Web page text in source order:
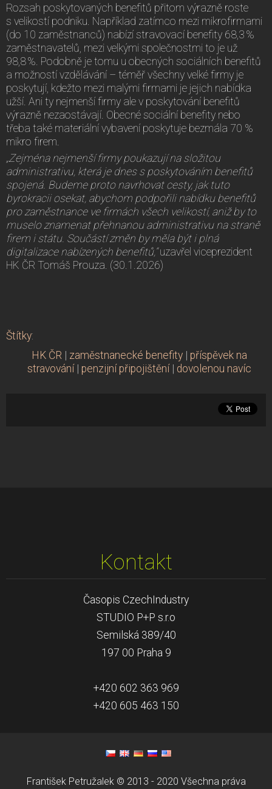
Rozsah poskytovaných benefitů přitom výrazně roste
s velikostí podniku. Například zatímco mezi mikrofirmami
(do 10 zaměstnanců) nabízí stravovací benefity 68,3 %
zaměstnavatelů, mezi velkými společnostmi to je už
98,8 %. Podobně je tomu u obecných sociálních benefitů
a možností vzdělávání – téměř všechny velké firmy je
poskytují, kdežto mezi malými firmami je jejich nabídka
užší. Ani ty nejmenší firmy ale v poskytování benefitů
výrazně nezaostávají. Obecné sociální benefity nebo
třeba také materiální vybavení poskytuje bezmála 70 %
mikro firem.
„Zejména nejmenší firmy poukazují na složitou
administrativu, která je dnes s poskytováním benefitů
spojená. Budeme proto navrhovat cesty, jak tuto
byrokracii osekat, abychom podpořili nabídku benefitů
pro zaměstnance ve firmách všech velikostí, aniž by to
muselo znamenat přehnanou administrativu na straně
firem i státu. Součástí změn by měla být i plná
digitalizace nabízených benefitů,“uzavřel viceprezident
HK ČR Tomáš Prouza. (30.1.2026)
Štítky:
HK ČR | zaměstnanecké benefity | příspěvek na
stravování | penzijní připojištění | dovolenou navíc
Kontakt
Časopis CzechIndustry
STUDIO P+P s.r.o
Semilská 389/40
197 00 Praha 9
+420 602 363 969
+420 605 463 150
František Petružalek © 2013 - 2020 Všechna práva